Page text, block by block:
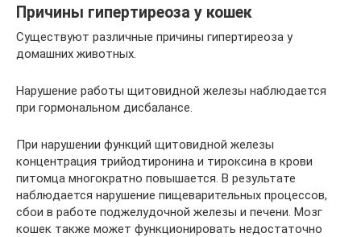
Причины гипертиреоза у кошек
Существуют различные причины гипертиреоза у
домашних животных.
Нарушение работы щитовидной железы наблюдается
при гормональном дисбалансе.
При нарушении функций щитовидной железы
концентрация трийодтиронина и тироксина в крови
питомца многократно повышается. В результате
наблюдается нарушение пищеварительных процессов,
сбои в работе поджелудочной железы и печени. Мозг
кошек также может функционировать недостаточно